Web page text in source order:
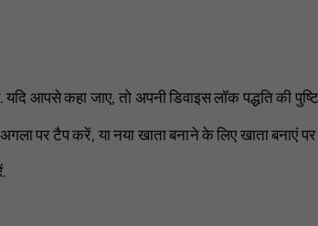
आपसे कहा जाए, तो अपनी डिवाइस लॉक पद्धति की
अगलापर टैप करें, या नया खाता बनाने के लिएखाता बनाएं